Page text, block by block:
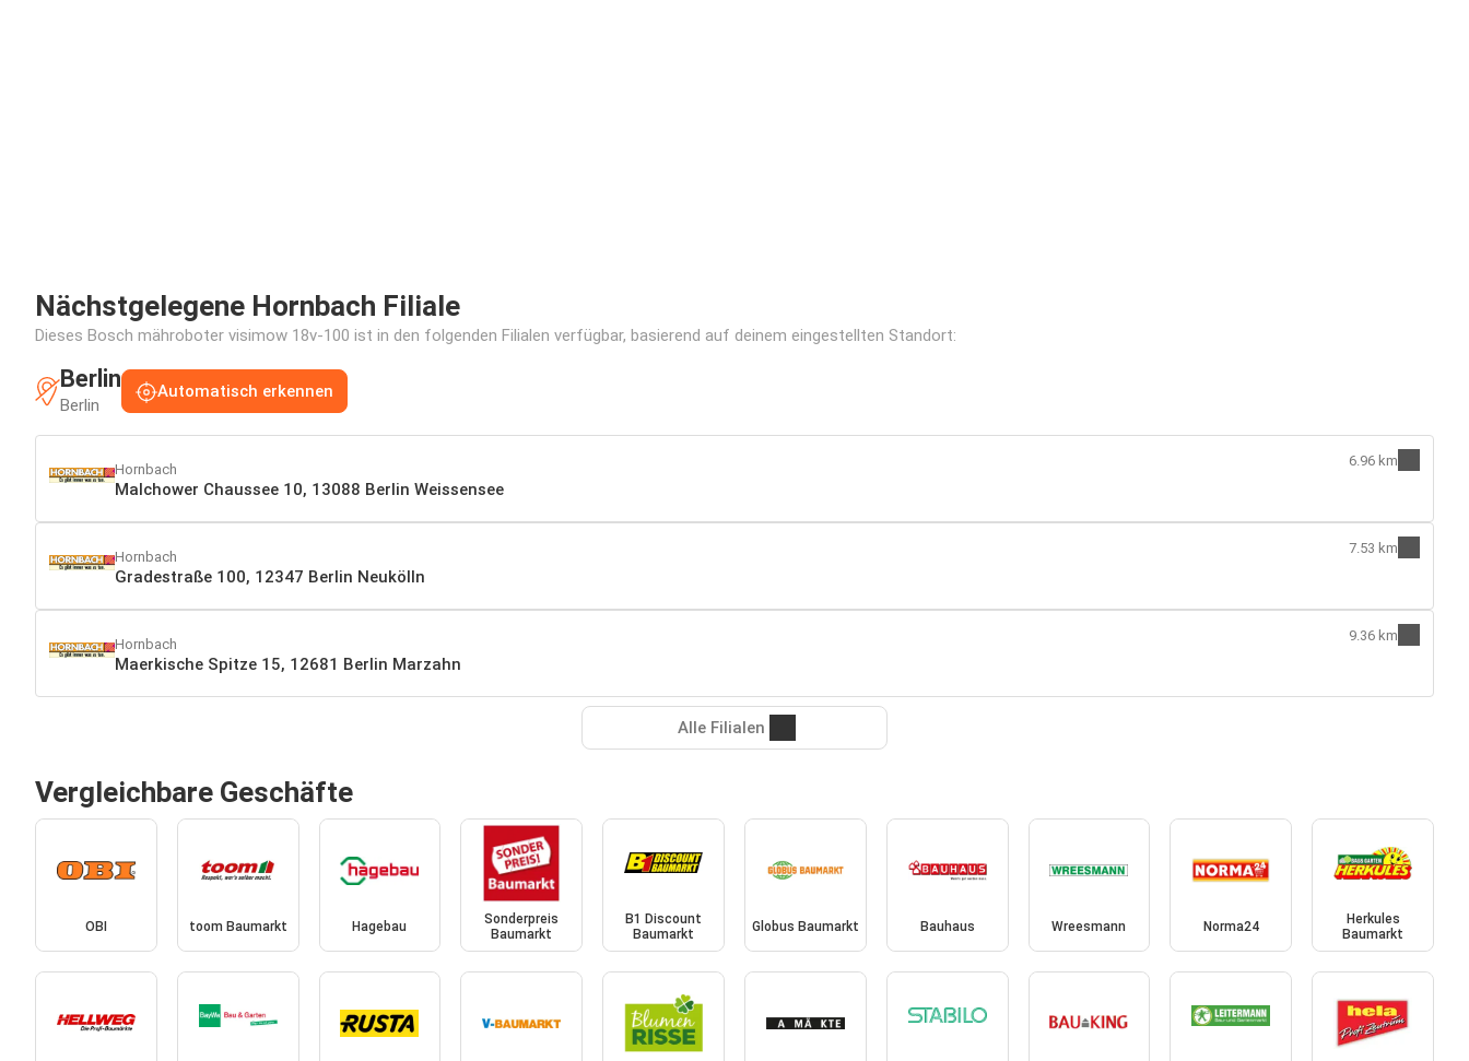
Nächstgelegene Hornbach Filiale
Dieses Bosch mähroboter visimow 18v-100 ist in den folgenden Filialen verfügbar, basierend auf deinem eingestellten Standort:
Berlin
Berlin
Automatisch erkennen
Hornbach
Malchower Chaussee 10, 13088 Berlin Weissensee
6.96 km
Hornbach
Gradestraße 100, 12347 Berlin Neukölln
7.53 km
Hornbach
Maerkische Spitze 15, 12681 Berlin Marzahn
9.36 km
Alle Filialen
Vergleichbare Geschäfte
OBI toom Baumarkt Hagebau
Sonderpreis
Baumarkt
B1 Discount
Baumarkt
Globus Baumarkt Bauhaus Wreesmann Norma24
Herkules
Baumarkt